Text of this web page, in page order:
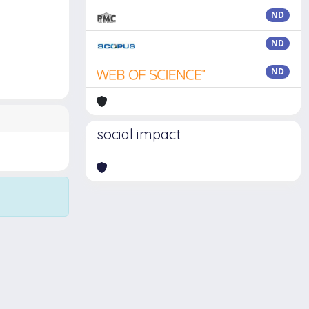
ND
ND
ND
social impact